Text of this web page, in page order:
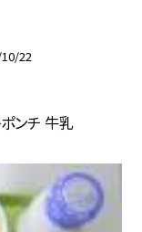
22
ンチ 牛乳